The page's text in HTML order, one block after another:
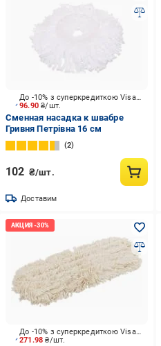
96.90₴/шт.
До -10% з суперкредиткою Visa Вигода
Сменная насадка к швабре
Гривня Петрівна 16 см
2
102 ₴/шт.
Доставим
271.98₴/шт.
До -10% з суперкредиткою Visa Вигода